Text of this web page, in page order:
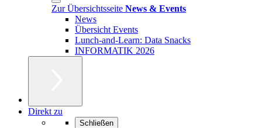
Zur Übersichtsseite News & Events
News
Übersicht Events
Lunch-and-Learn: Data Snacks
INFORMATIK 2026
Direkt zu
Schließen